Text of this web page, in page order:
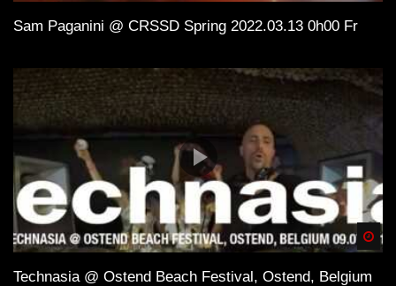
Sam Paganini @ CRSSD Spring 2022.03.13 0h00 Fr
Technasia @ Ostend Beach Festival, Ostend, Belgium